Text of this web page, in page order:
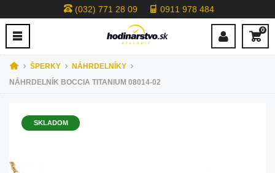
(032) 771 28 09 0911 978 484
0
ŠPERKY
NÁHRDELNÍKY
NÁHRDELNÍK BOCCIA TITANIUM 08014-02
SKLADOM